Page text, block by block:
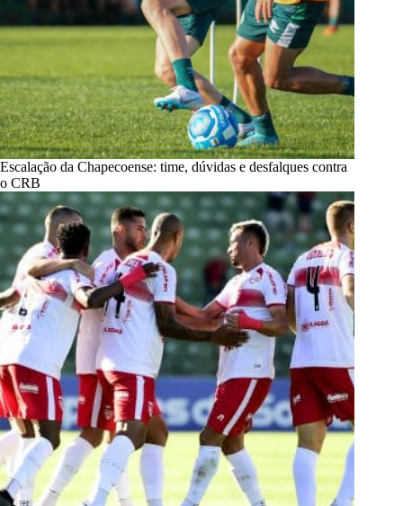
Escalação da Chapecoense: time, dúvidas e desfalques contra
o CRB